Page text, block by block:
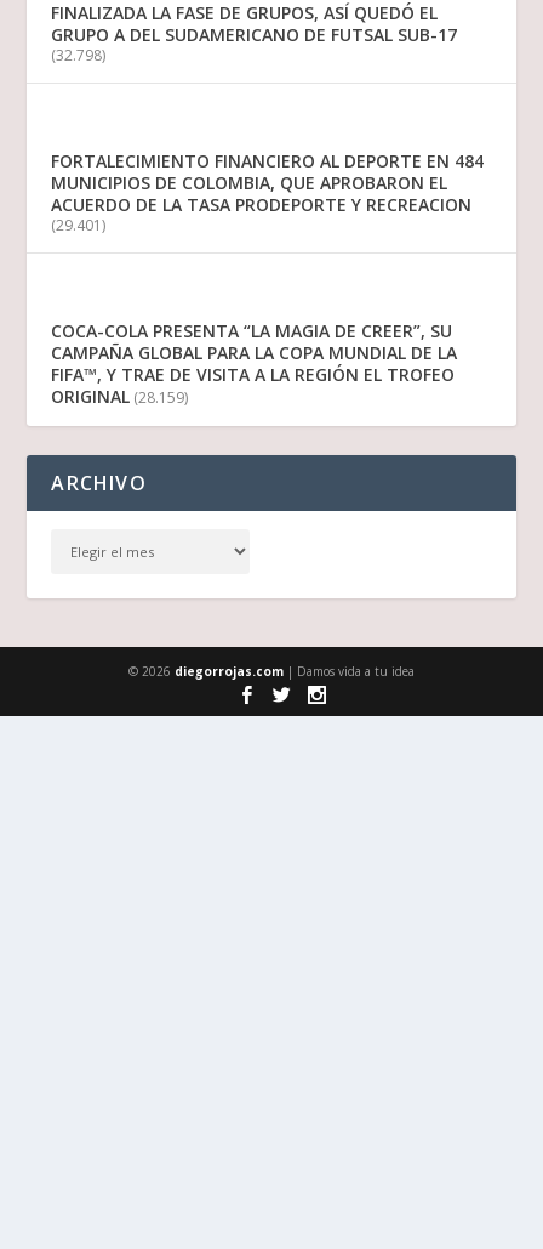
FINALIZADA LA FASE DE GRUPOS, ASÍ QUEDÓ EL
GRUPO A DEL SUDAMERICANO DE FUTSAL SUB-17
(32.798)
FORTALECIMIENTO FINANCIERO AL DEPORTE EN 484
MUNICIPIOS DE COLOMBIA, QUE APROBARON EL
ACUERDO DE LA TASA PRODEPORTE Y RECREACION
(29.401)
COCA-COLA PRESENTA “LA MAGIA DE CREER”, SU
CAMPAÑA GLOBAL PARA LA COPA MUNDIAL DE LA
FIFA™, Y TRAE DE VISITA A LA REGIÓN EL TROFEO
ORIGINAL (28.159)
ARCHIVO
© 2026 diegorrojas.com | Damos vida a tu idea